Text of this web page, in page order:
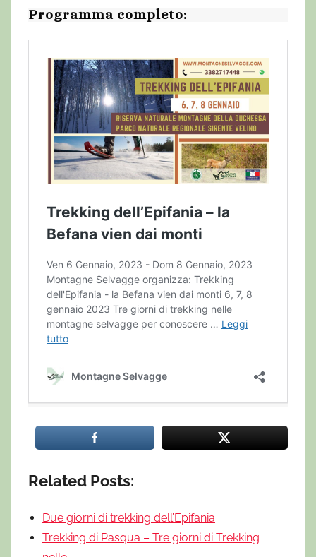
Programma completo:
Related Posts:
Due giorni di trekking dell’Epifania
Trekking di Pasqua – Tre giorni di Trekking